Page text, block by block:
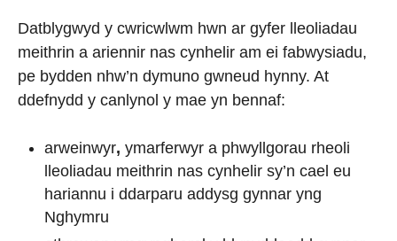
Datblygwyd y cwricwlwm hwn ar gyfer lleoliadau
meithrin a ariennir nas cynhelir am ei fabwysiadu,
pe bydden nhw’n dymuno gwneud hynny. At
ddefnydd y canlynol y mae yn bennaf:
arweinwyr, ymarferwyr a phwyllgorau rheoli
lleoliadau meithrin nas cynhelir sy’n cael eu
hariannu i ddarparu addysg gynnar yng
Nghymru